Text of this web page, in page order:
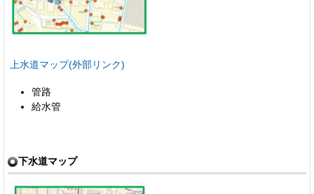
上水道マップ(外部リンク)
管路
給水管
下水道マップ